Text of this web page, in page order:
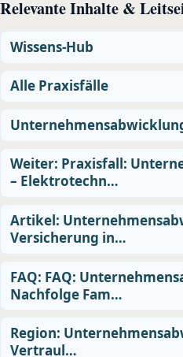
Relevante Inhalte &
Wissens-Hub
Alle Praxisfälle
Weiter: Praxisfall:
– Elektrotechn…
Artikel:
Versicherung in…
FAQ: FAQ:
Nachfolge Fam…
Region:
Vertraul…